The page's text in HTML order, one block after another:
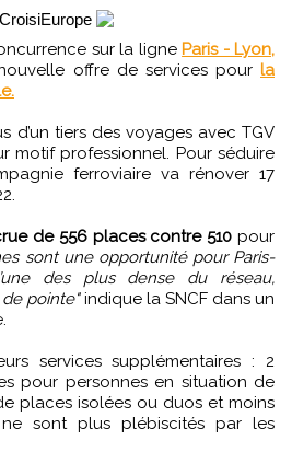
sur la ligne Paris - Lyon,
offre de services pour la
d’un tiers des voyages avec TGV
motif professionnel. Pour séduire
ferroviaire va rénover 17
de 556 places contre 510 pour
sont une opportunité pour Paris-
des plus dense du réseau,
pointe"indique la SNCF dans un
services supplémentaires : 2
pour personnes en situation de
places isolées ou duos et moins
ne sont plus plébiscités par les